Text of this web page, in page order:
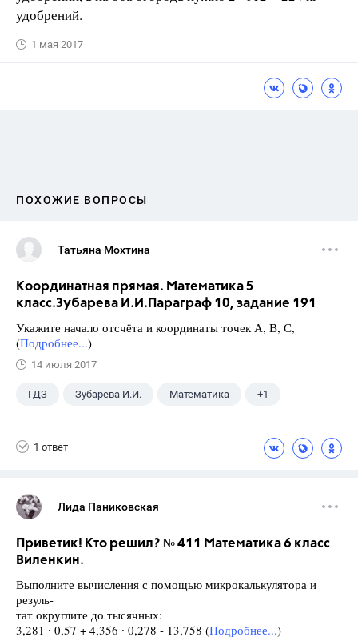
удобрений.
1 мая 2017
ПОХОЖИЕ ВОПРОСЫ
Татьяна Мохтина
Координатная прямая. Математика 5
класс.Зубарева И.И.Параграф 10, задание 191
Укажите начало отсчёта и координаты точек А, В, С,
(Подробнее...)
14 июля 2017
ГДЗ Зубарева И.И. Математика +1
1 ответ
Лида Паниковская
Приветик! Кто решил? № 411 Математика 6 класс
Виленкин.
Выполните вычисления с помощью микрокалькулятора и
резуль-
тат округлите до тысячных:
3,281 ∙ 0,57 + 4,356 ∙ 0,278 - 13,758 (Подробнее...)